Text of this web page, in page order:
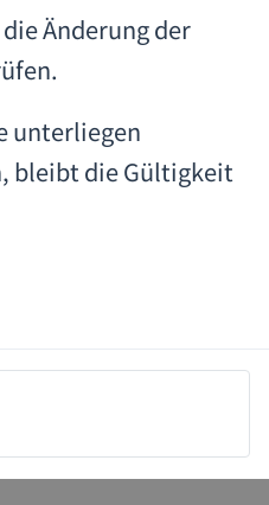
Änderung der
unterliegen
bleibt die Gültigkeit